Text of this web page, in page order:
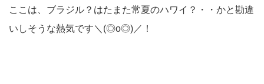
ここは、ブラジル？はたまた常夏のハワイ？・・かと勘違
いしそうな熱気です＼(◎o◎)／！